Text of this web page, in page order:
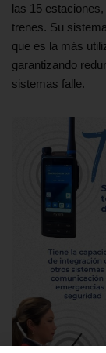
las 15
trenes. Su
que es la más
garantizando
sistemas falle.